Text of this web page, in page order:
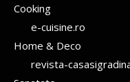
Cooking
e-cuisine.ro
Home & Deco
revista-